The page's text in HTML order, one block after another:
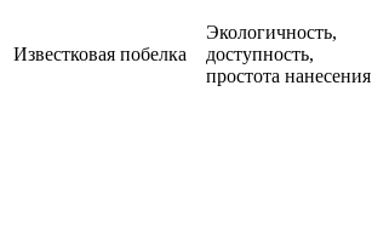
Известковая побелка
Экологичность,
доступность,
простота нанесения